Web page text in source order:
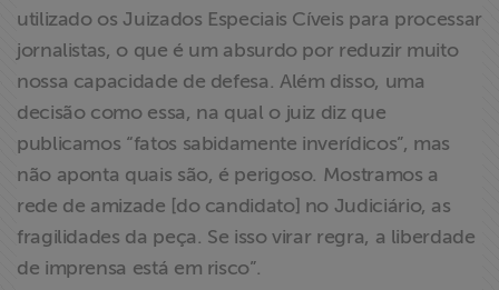
utilizado os Juizados Especiais Cíveis para processar
jornalistas, o que é um absurdo por reduzir muito
nossa capacidade de defesa. Além disso, uma
decisão como essa, na qual o juiz diz que
publicamos “fatos sabidamente inverídicos”, mas
não aponta quais são, é perigoso. Mostramos a
rede de amizade [do candidato] no Judiciário, as
fragilidades da peça. Se isso virar regra, a liberdade
de imprensa está em risco”.